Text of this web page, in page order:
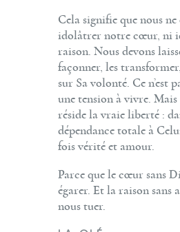
Cela signifie que nous ne
idolâtrer notre cœur, ni
raison. Nous devons
façonner, les
sur Sa volonté. Ce n’est
une tension à vivre. Mais
réside la vraie liberté :
dépendance totale à
fois vérité et amour.
Parce que le cœur sans
égarer. Et la raison sans
nous tuer.